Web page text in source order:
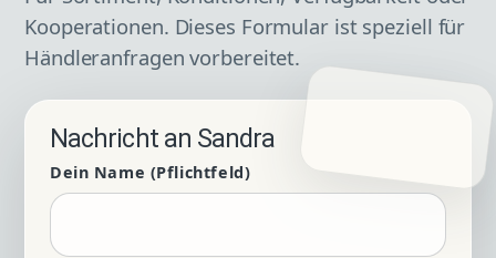
Kooperationen. Dieses Formular ist speziell für
Händleranfragen vorbereitet.
Nachricht an Sandra
Dein Name (Pflichtfeld)